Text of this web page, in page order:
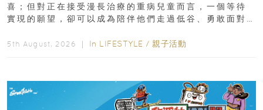
喜；但對正在接受漫長治療的重病兒童而言，一個等待
實現的願望，卻可以成為陪伴他們走過低谷、勇敢面對
5th August, 2026 ｜ In LIFESTYLE / 親子活動